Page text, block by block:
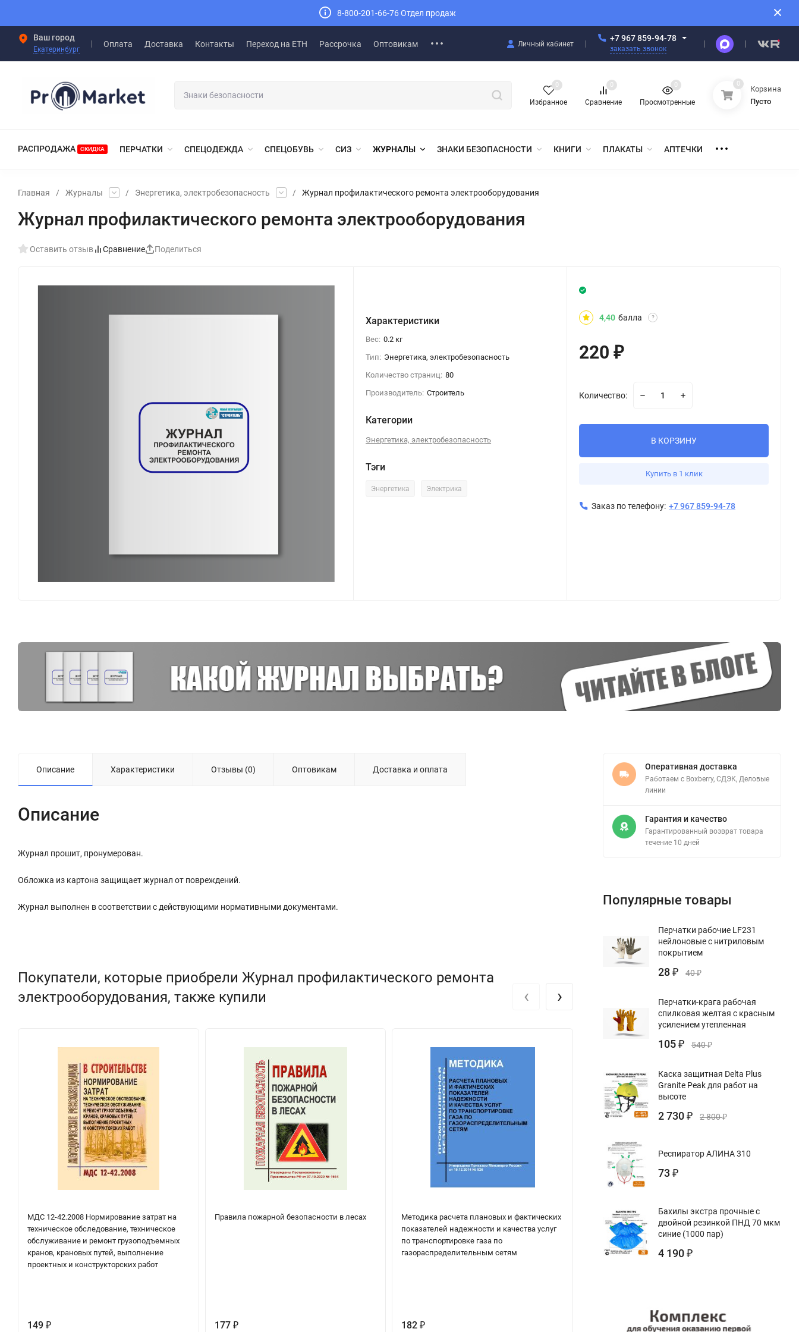
8-800-201-66-76 Отдел продаж
Ваш город
Екатеринбург
Оплата Доставка Контакты Переход на ЕТН Рассрочка Оптовикам Личный кабинет
+7 967 859-94-78
заказать звонок
Избранное
0
Сравнение
0
Просмотренные
0 0
Корзина
Пусто
РАСПРОДАЖА СКИДКА ПЕРЧАТКИ СПЕЦОДЕЖДА СПЕЦОБУВЬ СИЗ ЖУРНАЛЫ ЗНАКИ БЕЗОПАСНОСТИ КНИГИ ПЛАКАТЫ АПТЕЧКИ
Главная / Журналы / Энергетика, электробезопасность / Журнал профилактического ремонта электрооборудования
Журнал профилактического ремонта электрооборудования
Оставить отзыв Сравнение Поделиться
Характеристики
Вес: 0.2 кг
Тип: Энергетика, электробезопасность
Количество страниц: 80
Производитель: Строитель
Категории
Энергетика, электробезопасность
Тэги
Энергетика Электрика
4,40 балла ?
220₽
Количество:
В КОРЗИНУ
Купить в 1 клик
Заказ по телефону: +7 967 859-94-78
Описание Характеристики Отзывы (0) Оптовикам Доставка и оплата
Описание
Журнал прошит, пронумерован.
Обложка из картона защищает журнал от повреждений.
Журнал выполнен в соответствии с действующими нормативными документами.
Покупатели, которые приобрели Журнал профилактического ремонта
электрооборудования, также купили
МДС 12-42.2008 Нормирование затрат на
техническое обследование, техническое
обслуживание и ремонт грузоподъемных
кранов, крановых путей, выполнение
проектных и конструкторских работ
149 ₽
Правила пожарной безопасности в лесах
177 ₽
Методика расчета плановых и фактических
показателей надежности и качества услуг
по транспортировке газа по
газораспределительным сетям
182₽
МДС 12-25.2006 Леса строительные.
Монтаж, расчет, эксплуатация
‹ ›
Оперативная доставка
Работаем с Boxberry, СДЭК, Деловые
линии
Гарантия и качество
Гарантированный возврат товара
течение 10 дней
Популярные товары
Перчатки рабочие LF231
нейлоновые с нитриловым
покрытием
28 ₽ 40₽
Перчатки-крага рабочая
спилковая желтая с красным
усилением утепленная
105 ₽ 540₽
Каска защитная Delta Plus
Granite Peak для работ на
высоте
2 730 ₽ 2 800₽
Респиратор АЛИНА 310
73 ₽
Бахилы экстра прочные с
двойной резинкой ПНД 70 мкм
синие (1000 пар)
4 190 ₽